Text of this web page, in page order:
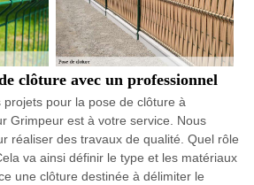
clôture avec un professionnel
pour la pose de clôture à
Grimpeur est à votre service. Nous
réaliser des travaux de qualité. Quel rôle
va ainsi définir le type et les matériaux
une clôture destinée à délimiter le